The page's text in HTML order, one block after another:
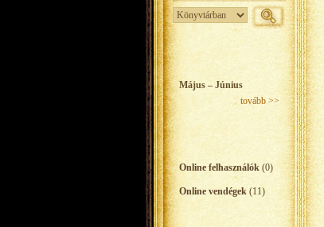
Május – Június
tovább >>
Online felhasználók (0)
Online vendégek(11)